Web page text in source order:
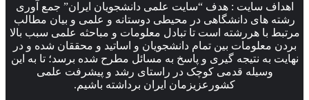
اهداف سایت : هدف “سایت علمی دانشجویان ایران” جمع آوری
رشته های دانشگاهی در محیطی دوستانه و علمی و بیان مطالب
مرتبط با هررشته است تا تبادل معلومات و مباحثه علمی سبب بالا
بردن معلومات بین تمام دانشجویان و اساتید و محققان شده و در
نهایت به نتیجه گیری و پاسخ به مسائل مطرح شده برسد؛ تا به این
وسیله قدمی کوچک در راستای رشد و پیشرفت علمی
کشورعزیزمان ایران برداشته باشیم.